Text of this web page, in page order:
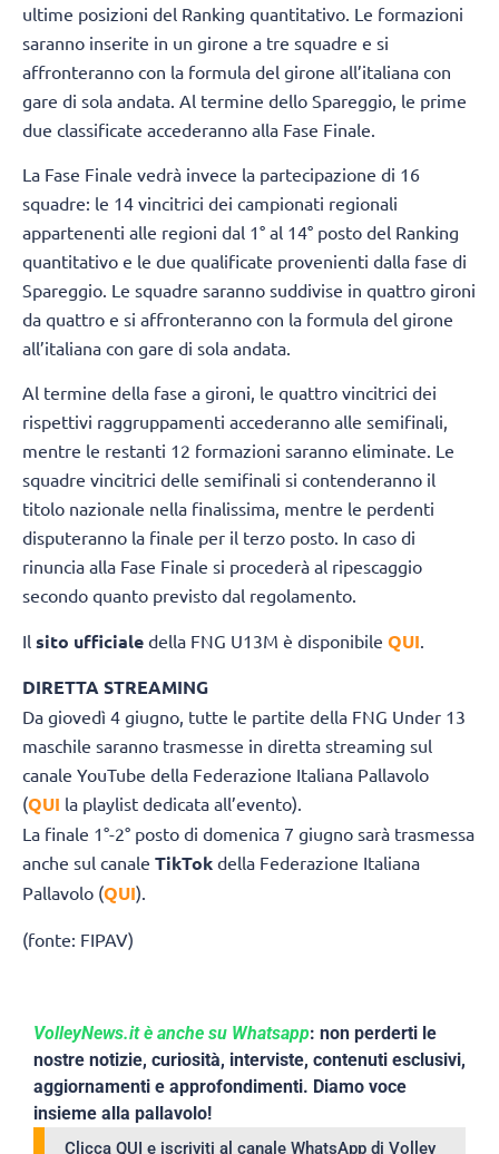
ultime posizioni del Ranking quantitativo. Le formazioni
saranno inserite in un girone a tre squadre e si
affronteranno con la formula del girone all’italiana con
gare di sola andata. Al termine dello Spareggio, le prime
due classificate accederanno alla Fase Finale.
La Fase Finale vedrà invece la partecipazione di 16
squadre: le 14 vincitrici dei campionati regionali
appartenenti alle regioni dal 1° al 14° posto del Ranking
quantitativo e le due qualificate provenienti dalla fase di
Spareggio. Le squadre saranno suddivise in quattro gironi
da quattro e si affronteranno con la formula del girone
all’italiana con gare di sola andata.
Al termine della fase a gironi, le quattro vincitrici dei
rispettivi raggruppamenti accederanno alle semifinali,
mentre le restanti 12 formazioni saranno eliminate. Le
squadre vincitrici delle semifinali si contenderanno il
titolo nazionale nella finalissima, mentre le perdenti
disputeranno la finale per il terzo posto. In caso di
rinuncia alla Fase Finale si procederà al ripescaggio
secondo quanto previsto dal regolamento.
Il sito ufficiale della FNG U13M è disponibile QUI
DIRETTA STREAMING
Da giovedì 4 giugno, tutte le partite della FNG Under 13
maschile saranno trasmesse in diretta streaming sul
canale YouTube della Federazione Italiana Pallavolo
(QUI la playlist dedicata all’evento).
La finale 1°-2° posto di domenica 7 giugno sarà trasmessa
anche sul canale TikTok della Federazione Italiana
Pallavolo (QUI).
(fonte: FIPAV)
VolleyNews.it è anche su Whatsapp: non perderti le
nostre notizie, curiosità, interviste, contenuti esclusivi,
aggiornamenti e approfondimenti. Diamo voce
insieme alla pallavolo!
Clicca QUI e iscriviti al canale WhatsApp di Volley